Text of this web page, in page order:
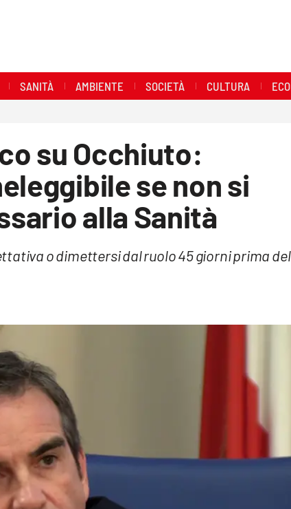
SANITÀ AMBIENTE SOCIETÀ CULTURA
su Occhiuto:
se non si
alla Sanità
o dimettersi dal ruolo 45 giorni prima